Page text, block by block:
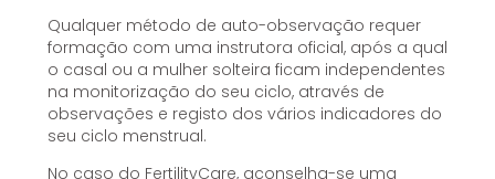
Qualquer método de auto-observação requer
formação com uma instrutora oficial, após a qual
o casal ou a mulher solteira ficam independentes
na monitorização do seu ciclo, através de
observações e registo dos vários indicadores do
seu ciclo menstrual.
No caso do FertilityCare, aconselha-se uma